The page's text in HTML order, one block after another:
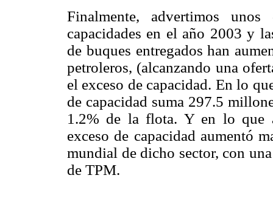
Finalmente, advertimos
capacidades en el año 2003 y
de buques entregados han
petroleros, (alcanzando una
el exceso de capacidad. En lo
de capacidad suma 297.5
1.2% de la flota. Y en lo que
exceso de capacidad aumentó
mundial de dicho sector, con
de TPM.